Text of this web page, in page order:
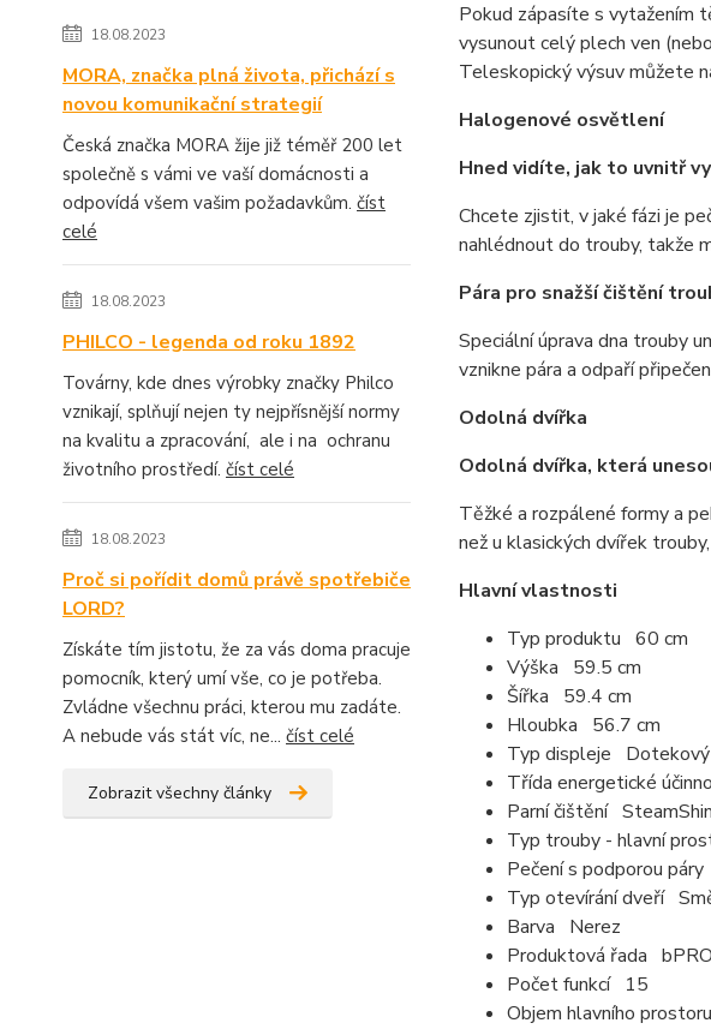
18.08.2023
MORA, značka plná života, přichází s
novou komunikační strategií
Česká značka MORA žije již téměř 200 let
společně s vámi ve vaší domácnosti a
odpovídá všem vašim požadavkům. číst
celé
18.08.2023
PHILCO - legenda od roku 1892
Továrny, kde dnes výrobky značky Philco
vznikají, splňují nejen ty nejpřísnější normy
na kvalitu a zpracování, ale i na ochranu
životního prostředí. číst celé
18.08.2023
Proč si pořídit domů právě spotřebiče
LORD?
Získáte tím jistotu, že za vás doma pracuje
pomocník, který umí vše, co je potřeba.
Zvládne všechnu práci, kterou mu zadáte.
A nebude vás stát víc, ne... číst celé
Zobrazit všechny články
Pokud zápasíte s vytažením
vysunout celý plech ven
Teleskopický výsuv můžete
Halogenové osvětlení
Hned vidíte, jak to uvnitř
Chcete zjistit, v jaké fázi je
nahlédnout do trouby, takže
Pára pro snažší čištění
Speciální úprava dna trouby
vznikne pára a odpaří
Odolná dvířka
Odolná dvířka, která
Těžké a rozpálené formy a
než u klasických dvířek
Hlavní vlastnosti
Typ produktu 60 cm
Výška 59.5 cm
Šířka 59.4 cm
Hloubka 56.7 cm
Typ displeje Dotekový
Třída energetické
Parní čištění
Typ trouby - hlavní
Pečení s podporou páry
Typ otevírání dveří
Barva Nerez
Produktová řada
Počet funkcí 15
Objem hlavního